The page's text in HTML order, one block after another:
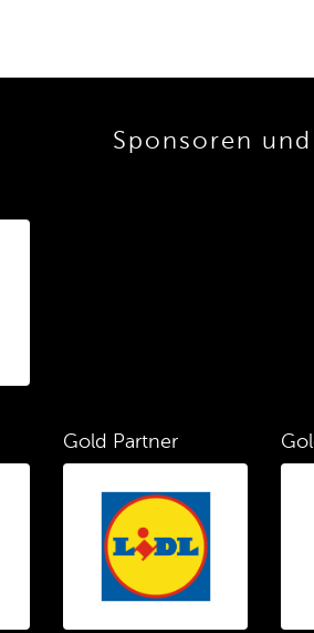
Sponsoren
Gold Partner